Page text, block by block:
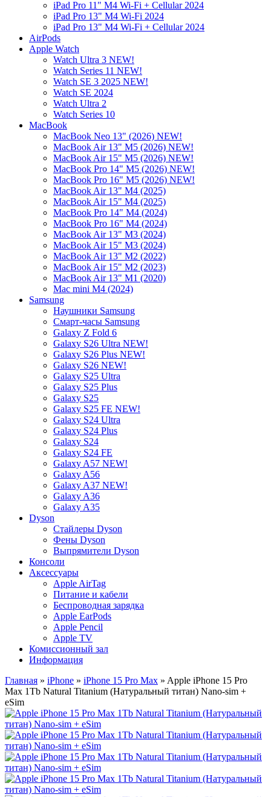
iPad Pro 11" M4 Wi-Fi + Cellular 2024
iPad Pro 13" M4 Wi-Fi 2024
iPad Pro 13" M4 Wi-Fi + Cellular 2024
AirPods
Apple Watch
Watch Ultra 3 NEW!
Watch Series 11 NEW!
Watch SE 3 2025 NEW!
Watch SE 2024
Watch Ultra 2
Watch Series 10
MacBook
MacBook Neo 13" (2026) NEW!
MacBook Air 13" M5 (2026) NEW!
MacBook Air 15" M5 (2026) NEW!
MacBook Pro 14" M5 (2026) NEW!
MacBook Pro 16" M5 (2026) NEW!
MacBook Air 13" M4 (2025)
MacBook Air 15" M4 (2025)
MacBook Pro 14" M4 (2024)
MacBook Pro 16" M4 (2024)
MacBook Air 13" M3 (2024)
MacBook Air 15" M3 (2024)
MacBook Air 13" M2 (2022)
MacBook Air 15" M2 (2023)
MacBook Air 13" M1 (2020)
Mac mini M4 (2024)
Samsung
Наушники Samsung
Смарт-часы Samsung
Galaxy Z Fold 6
Galaxy S26 Ultra NEW!
Galaxy S26 Plus NEW!
Galaxy S26 NEW!
Galaxy S25 Ultra
Galaxy S25 Plus
Galaxy S25
Galaxy S25 FE NEW!
Galaxy S24 Ultra
Galaxy S24 Plus
Galaxy S24
Galaxy S24 FE
Galaxy A57 NEW!
Galaxy A56
Galaxy A37 NEW!
Galaxy A36
Galaxy A35
Dyson
Стайлеры Dyson
Фены Dyson
Выпрямители Dyson
Консоли
Аксессуары
Apple AirTag
Питание и кабели
Беспроводная зарядка
Apple EarPods
Apple Pencil
Apple TV
Комиссионный зал
Информация
Главная » iPhone » iPhone 15 Pro Max » Apple iPhone 15 Pro
Max 1Tb Natural Titanium (Натуральный титан) Nano-sim +
eSim